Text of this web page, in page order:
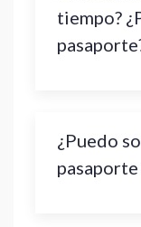
tiempo?
¿Puedo